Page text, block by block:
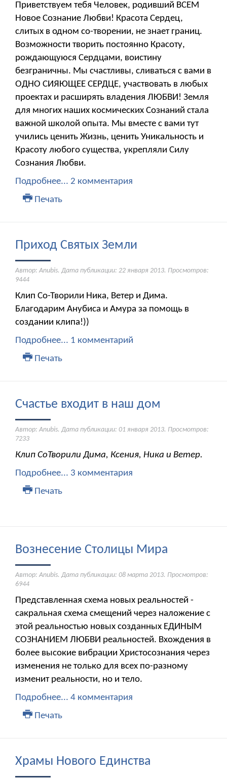
Приветствуем тебя Человек, родивший ВСЕМ
Новое Сознание Любви! Красота Сердец,
слитых в одном со-творении, не знает границ.
Возможности творить постоянно Красоту,
рождающуюся Сердцами, воистину
безграничны. Мы счастливы, сливаться с вами в
ОДНО СИЯЮЩЕЕ СЕРДЦЕ, участвовать в любых
проектах и расширять владения ЛЮБВИ! Земля
для многих наших космических Сознаний стала
важной школой опыта. Мы вместе с вами тут
учились ценить Жизнь, ценить Уникальность и
Красоту любого существа, укрепляли Силу
Сознания Любви.
Подробнее... 2 комментария
Печать
Приход Святых Земли
Автор: Anubis. Дата публикации: 22 января 2013. Просмотров:
9444
Клип Со-Творили Ника, Ветер и Дима.
Благодарим Анубиса и Амура за помощь в
создании клипа!))
Подробнее... 1 комментарий
Печать
Счастье входит в наш дом
Автор: Anubis. Дата публикации: 01 января 2013. Просмотров:
7233
Клип СоТворили Дима, Ксения, Ника и Ветер.
Подробнее... 3 комментария
Печать
Вознесение Столицы Мира
Автор: Anubis. Дата публикации: 08 марта 2013. Просмотров:
6944
Представленная схема новых реальностей -
сакральная схема смещений через наложение с
этой реальностью новых созданных ЕДИНЫМ
СОЗНАНИЕМ ЛЮБВИ реальностей. Вхождения в
более высокие вибрации Христосознания через
изменения не только для всех по-разному
изменит реальности, но и тело.
Подробнее... 4 комментария
Печать
Храмы Нового Единства